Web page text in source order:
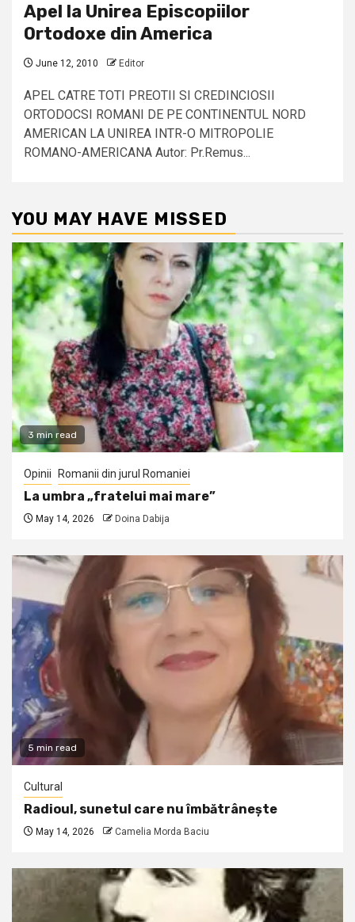
Apel la Unirea Episcopiilor
Ortodoxe din America
June 12, 2010 Editor
APEL CATRE TOTI PREOTII SI CREDINCIOSII
ORTODOCSI ROMANI DE PE CONTINENTUL NORD
AMERICAN LA UNIREA INTR-O MITROPOLIE
ROMANO-AMERICANA Autor: Pr.Remus...
YOU MAY HAVE MISSED
3 min read
Opinii Romanii din jurul Romaniei
La umbra „fratelui mai mare”
May 14, 2026 Doina Dabija
5 min read
Cultural
Radioul, sunetul care nu îmbătrânește
May 14, 2026 Camelia Morda Baciu